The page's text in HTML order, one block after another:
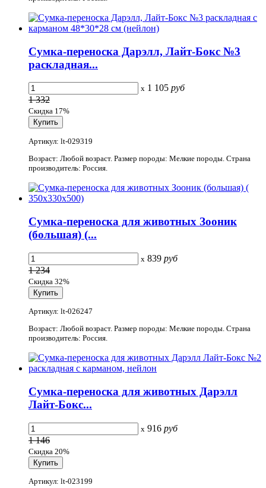
Cумка-переноска Дарэлл, Лайт-Бокс №3
раскладная...
x 1 105 руб
1 332
Скидка 17%
Артикул: lt-029319
Возраст: Любой возраст. Размер породы: Мелкие породы. Страна
производитель: Россия.
Сумка-переноска для животных Зооник
(большая) (...
x 839 руб
1 234
Скидка 32%
Артикул: lt-026247
Возраст: Любой возраст. Размер породы: Мелкие породы. Страна
производитель: Россия.
Сумка-переноска для животных Дарэлл
Лайт-Бокс...
x 916 руб
1 146
Скидка 20%
Артикул: lt-023199